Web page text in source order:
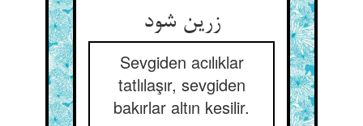
زرین شود
Sevgiden acılıklar
tatlılaşır, sevgiden
bakırlar altın kesilir.